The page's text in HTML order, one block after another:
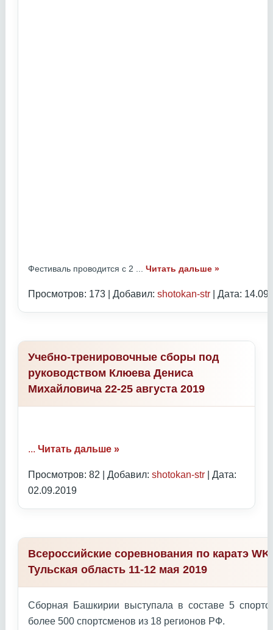
Фестиваль проводится с 2 Читать дальше »
Просмотров: 173 | Добавил: shotokan-str | Дата:
Учебно-тренировочные сборы под
руководством Клюева Дениса
Михайловича 22-25 августа 2019
... Читать дальше »
Просмотров: 82 | Добавил: shotokan-str | Дата:
02.09.2019
Всероссийские соревнования по каратэ
Тульская область 11-12 мая 2019
Сборная Башкирии выступала в составе 5
более 500 спортсменов из 18 регионов РФ.